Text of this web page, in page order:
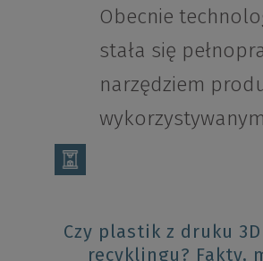
Obecnie
stała się
narzędziem
Czy plastik z druku
recyklingu? Fakty,